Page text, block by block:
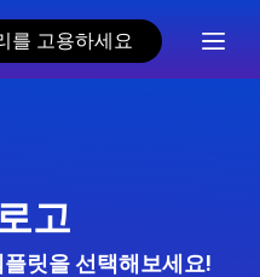
를 고용하세요
고
릿을 선택해보세요!